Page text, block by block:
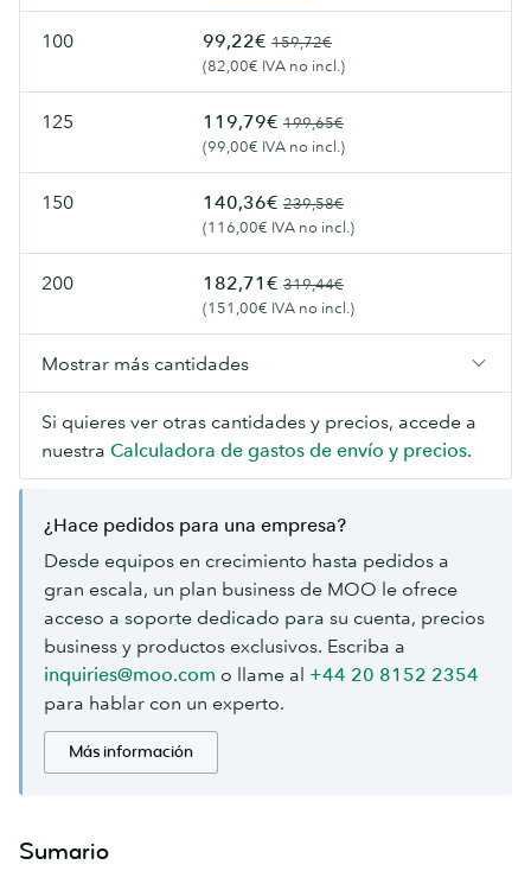
100 99,22€ 159,72€
(82,00€ IVA no incl.)
125 119,79€ 199,65€
(99,00€ IVA no incl.)
150 140,36€ 239,58€
(116,00€ IVA no incl.)
200 182,71€ 319,44€
(151,00€ IVA no incl.)
Mostrar más cantidades
Si quieres ver otras cantidades y precios, accede a
nuestra Calculadora de gastos de envío y precios.
¿Hace pedidos para una empresa?
Desde equipos en crecimiento hasta pedidos a
gran escala, un plan business de MOO le ofrece
acceso a soporte dedicado para su cuenta, precios
business y productos exclusivos. Escriba a
inquiries@moo.com o llame al +44 20 8152 2354
para hablar con un experto.
Más información
Sumario